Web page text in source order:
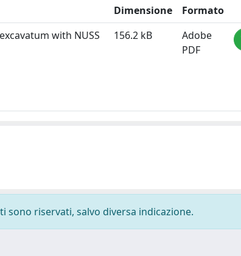
Dimensione
Formato
with NUSS
156.2 kB
Adobe
PDF
riservati, salvo diversa indicazione.